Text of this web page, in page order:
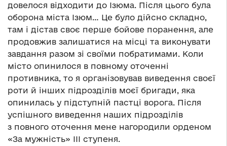
довелося відходити до Ізюма. Після цього була
оборона міста Ізюм… Це було дійсно складно,
там і дістав своє перше бойове поранення, але
продовжив залишатися на місці та виконувати
завдання разом зі своїми побратимами. Коли
місто опинилося в повному оточенні
противника, то я організовував виведення своєї
роти й інших підрозділів моєї бригади, яка
опинилась у підступній пастці ворога. Після
успішного виведення наших підрозділів
з повного оточення мене нагородили орденом
«За мужність» ІІІ ступеня.